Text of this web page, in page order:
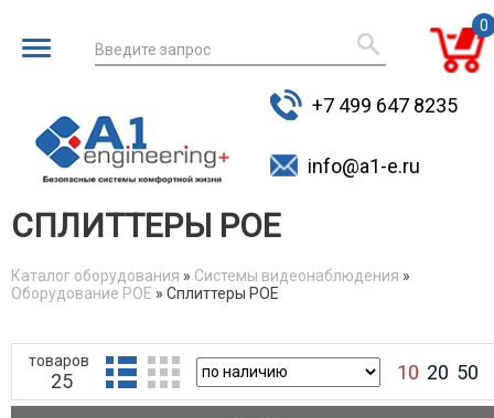
Введите запрос
товаров
0
+7 499 647 8235
info@a1-e.ru
СПЛИТТЕРЫ POE
Каталог оборудования » Системы видеонаблюдения »
Оборудование POE » Сплиттеры POE
товаров
25 10 20 50